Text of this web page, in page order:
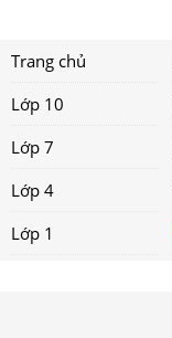
Trang chủ
Lớp 10
Lớp 7
Lớp 4
Lớp 1